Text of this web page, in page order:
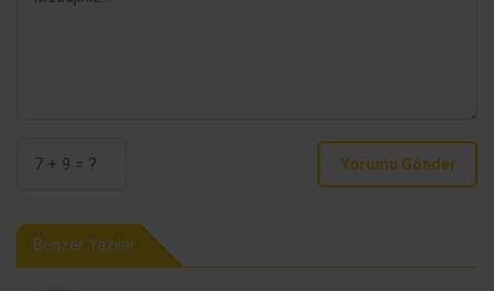
Yorumu Gönder
Benzer Yazılar